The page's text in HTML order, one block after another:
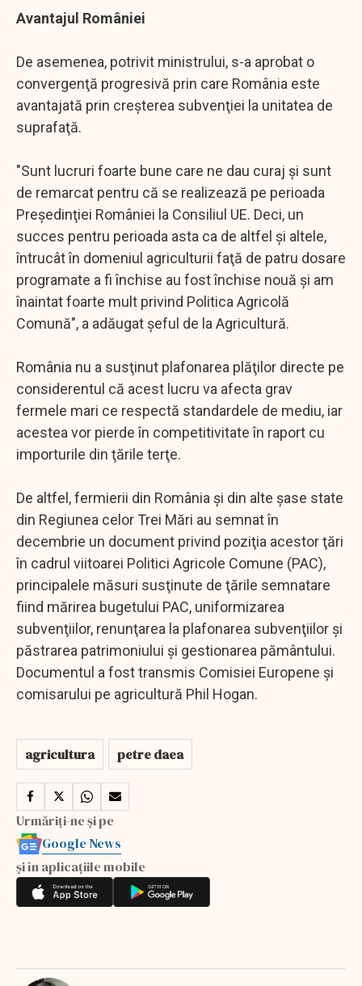
Avantajul României
De asemenea, potrivit ministrului, s-a aprobat o
convergenţă progresivă prin care România este
avantajată prin creşterea subvenţiei la unitatea de
suprafaţă.
"Sunt lucruri foarte bune care ne dau curaj şi sunt
de remarcat pentru că se realizează pe perioada
Preşedinţiei României la Consiliul UE. Deci, un
succes pentru perioada asta ca de altfel şi altele,
întrucât în domeniul agriculturii faţă de patru dosare
programate a fi închise au fost închise nouă şi am
înaintat foarte mult privind Politica Agricolă
Comună", a adăugat şeful de la Agricultură.
România nu a susţinut plafonarea plăţilor directe pe
considerentul că acest lucru va afecta grav
fermele mari ce respectă standardele de mediu, iar
acestea vor pierde în competitivitate în raport cu
importurile din ţările terţe.
De altfel, fermierii din România şi din alte şase state
din Regiunea celor Trei Mări au semnat în
decembrie un document privind poziţia acestor ţări
în cadrul viitoarei Politici Agricole Comune (PAC),
principalele măsuri susţinute de ţările semnatare
fiind mărirea bugetului PAC, uniformizarea
subvenţiilor, renunţarea la plafonarea subvenţiilor şi
păstrarea patrimoniului şi gestionarea pământului.
Documentul a fost transmis Comisiei Europene şi
comisarului pe agricultură Phil Hogan.
agricultura petre daea
Urmăriți-ne și pe
Google News
și în aplicațiile mobile